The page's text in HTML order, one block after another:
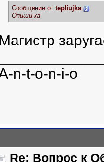
Сообщение от tepliujka
Опиши-ка
Магистр
n-t-o-n-i-o
Re: Вопрос к